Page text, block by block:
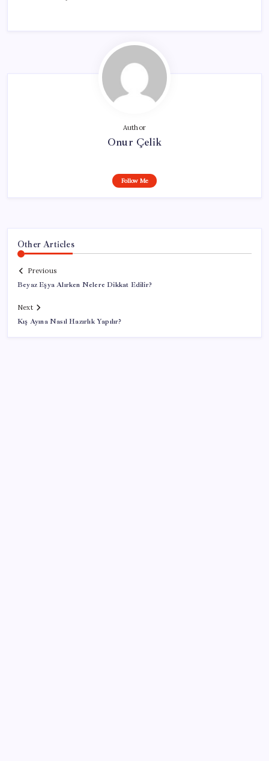
Author
Onur Çelik
Follow Me
Other Articles
Previous
Beyaz Eşya Alırken Nelere Dikkat Edilir?
Next
Kış Ayına Nasıl Hazırlık Yapılır?